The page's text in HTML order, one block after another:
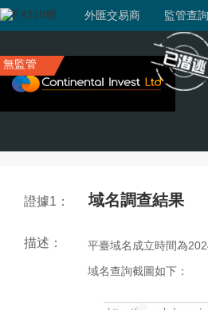
外匯交易商 監管查詢
無監管
證據1： 域名調查結果
描述：
平臺域名成立時間為
域名查詢截圖如下：